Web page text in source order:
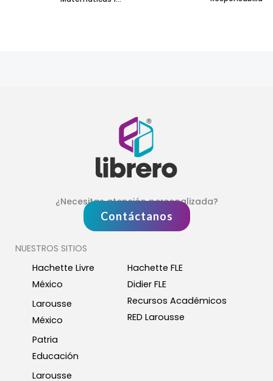
¿Necesitas atención personalizada?
Contáctanos
NUESTROS SITIOS
Hachette Livre
México
Larousse
México
Patria
Educación
Larousse
Hachette FLE
Didier FLE
Recursos Académicos
RED Larousse